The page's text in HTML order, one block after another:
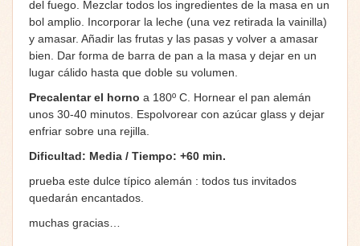
del fuego. Mezclar todos los ingredientes de la masa en un
bol amplio. Incorporar la leche (una vez retirada la vainilla)
y amasar. Añadir las frutas y las pasas y volver a amasar
bien. Dar forma de barra de pan a la masa y dejar en un
lugar cálido hasta que doble su volumen.
Precalentar el horno a 180º C. Hornear el pan alemán
unos 30-40 minutos. Espolvorear con azúcar glass y dejar
enfriar sobre una rejilla.
Dificultad: Media / Tiempo: +60 min.
prueba este dulce típico alemán : todos tus invitados
quedarán encantados.
muchas gracias…